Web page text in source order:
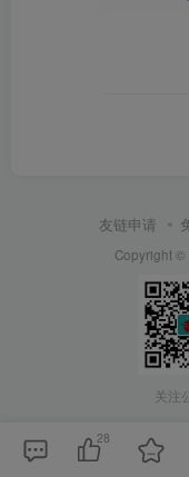
友链申请
Copyright ©
关注
28